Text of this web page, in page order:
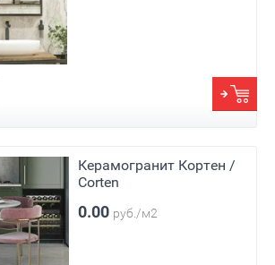
Керамогранит Кортен /
Corten
0.00 руб./м2